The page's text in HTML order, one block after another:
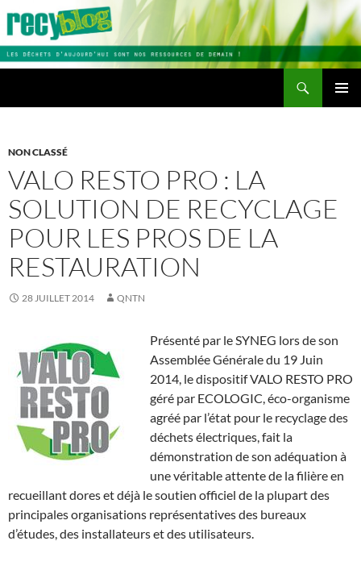
Aller
contenu
NON CLASSÉ
VALO RESTO PRO : LA
SOLUTION DE RECYCLAGE
POUR LES PROS DE LA
RESTAURATION
28 JUILLET 2014 QNTN
Présenté par le SYNEG lors de son
Assemblée Générale du 19 Juin
2014, le dispositif VALO RESTO PRO
géré par ECOLOGIC, éco-organisme
agréé par l’état pour le recyclage des
déchets électriques, fait la
démonstration de son adéquation à
une véritable attente de la filière en
recueillant dores et déjà le soutien officiel de la plupart des
principales organisations représentatives des bureaux
d’études, des installateurs et des utilisateurs.